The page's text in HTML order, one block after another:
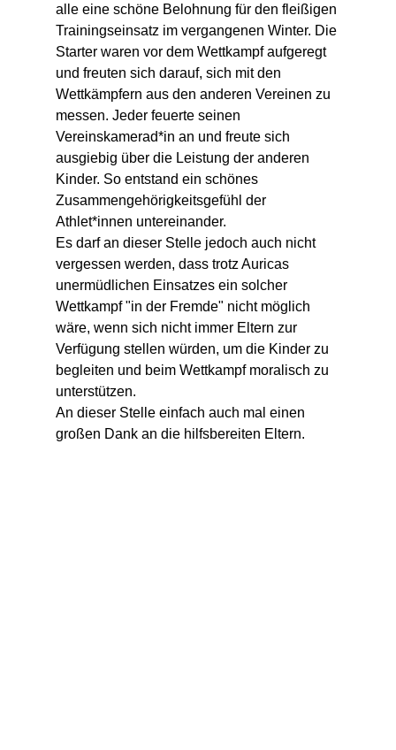
alle eine schöne Belohnung für den fleißigen
Trainingseinsatz im vergangenen Winter. Die
Starter waren vor dem Wettkampf aufgeregt
und freuten sich darauf, sich mit den
Wettkämpfern aus den anderen Vereinen zu
messen. Jeder feuerte seinen
Vereinskamerad*in an und freute sich
ausgiebig über die Leistung der anderen
Kinder. So entstand ein schönes
Zusammengehörigkeitsgefühl der
Athlet*innen untereinander.
Es darf an dieser Stelle jedoch auch nicht
vergessen werden, dass trotz Auricas
unermüdlichen Einsatzes ein solcher
Wettkampf "in der Fremde" nicht möglich
wäre, wenn sich nicht immer Eltern zur
Verfügung stellen würden, um die Kinder zu
begleiten und beim Wettkampf moralisch zu
unterstützen.
An dieser Stelle einfach auch mal einen
großen Dank an die hilfsbereiten Eltern.